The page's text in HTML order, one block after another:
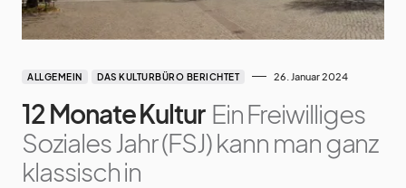
ALLGEMEIN DAS KULTURBÜRO BERICHTET 26. Januar 2024
12 Monate Kultur Ein Freiwilliges
Soziales Jahr (FSJ) kann man ganz
klassisch in